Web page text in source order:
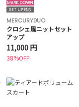
MERCURYDUO
クロシェ風ニットセット
アップ
11,000 円
38%OFF